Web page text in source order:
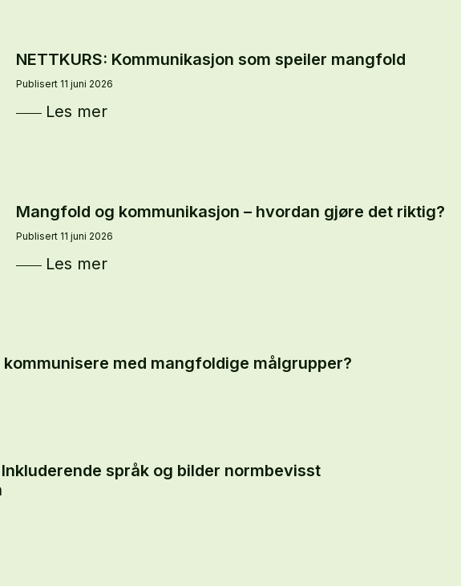
NETTKURS: Kommunikasjon som speiler mangfold
Publisert 11 juni 2026
Les mer
Mangfold og kommunikasjon – hvordan gjøre det riktig?
Publisert 11 juni 2026
Les mer
kommunisere med mangfoldige målgrupper?
Inkluderende språk og bilder normbevisst